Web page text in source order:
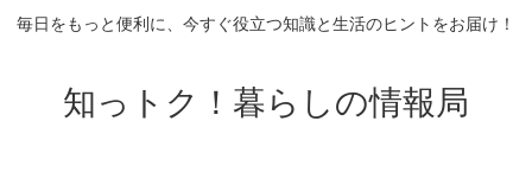
毎日をもっと便利に、今すぐ役立つ知識と生活のヒントをお届け！
知っトク！暮らしの情報局